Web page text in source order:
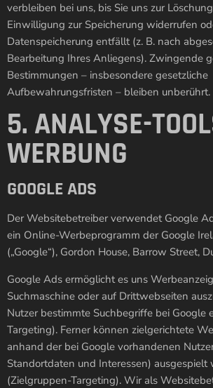
verbleiben bei uns, bis Sie uns zur
Einwilligung zur Speicherung widerrufen
Datenspeicherung entfällt (z. B. nach
Bearbeitung Ihres Anliegens). Zwingende
Bestimmungen – insbesondere gesetzliche
Aufbewahrungsfristen – bleiben unberührt.
5. ANALYSE-
WERBUNG
GOOGLE ADS
Der Websitebetreiber verwendet Google
ein Online-Werbeprogramm der Google
(„Google“), Gordon House, Barrow Street,
Google Ads ermöglicht es uns
Suchmaschine oder auf Drittwebseiten
Nutzer bestimmte Suchbegriffe bei Google
Targeting). Ferner können zielgerichtete
anhand der bei Google vorhandenen
Standortdaten und Interessen) ausgespielt
(Zielgruppen-Targeting). Wir als